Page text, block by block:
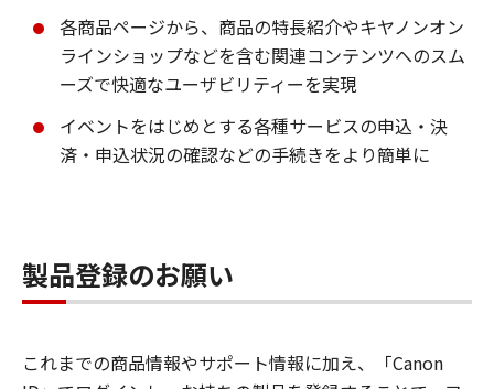
各商品ページから、商品の特長紹介やキヤノンオン
ラインショップなどを含む関連コンテンツへのスム
ーズで快適なユーザビリティーを実現
イベントをはじめとする各種サービスの申込・決
済・申込状況の確認などの手続きをより簡単に
製品登録のお願い
これまでの商品情報やサポート情報に加え、「Canon